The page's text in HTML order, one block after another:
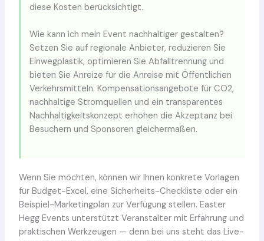
diese Kosten berücksichtigt.
Wie kann ich mein Event nachhaltiger gestalten?
Setzen Sie auf regionale Anbieter, reduzieren Sie
Einwegplastik, optimieren Sie Abfalltrennung und
bieten Sie Anreize für die Anreise mit Öffentlichen
Verkehrsmitteln. Kompensationsangebote für CO2,
nachhaltige Stromquellen und ein transparentes
Nachhaltigkeitskonzept erhöhen die Akzeptanz bei
Besuchern und Sponsoren gleichermaßen.
Wenn Sie möchten, können wir Ihnen konkrete Vorlagen
für Budget-Excel, eine Sicherheits-Checkliste oder ein
Beispiel-Marketingplan zur Verfügung stellen. Easter
Hegg Events unterstützt Veranstalter mit Erfahrung und
praktischen Werkzeugen — denn bei uns steht das Live-